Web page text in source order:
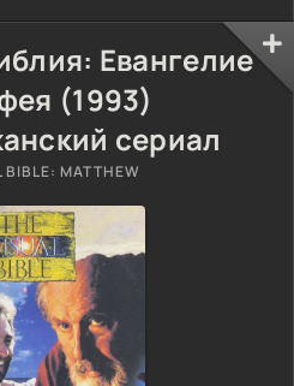
Евангелие
(1993)
сериал
BIBLE: MATTHEW